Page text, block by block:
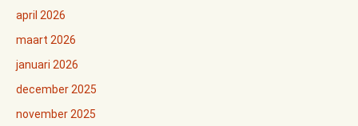
april 2026
maart 2026
januari 2026
december 2025
november 2025